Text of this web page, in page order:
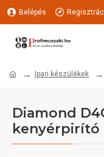
Belépés
Ipari készülékek
Diamond
kenyérpirító